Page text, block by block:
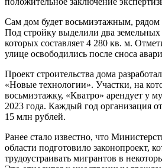
Сам дом будет восьмиэтажным, рядом
Под стройку выделили два
которых составляет 4 280 кв. м.
улице освободились после сноса
Проект строительства дома
«Новые технологии». Участки, на
восьмиэтажку, «Кватро» арендует у
2023 года. Каждый год организация
15 млн рублей.
Ранее стало известно, что
области подготовило законопроект,
трудоустраивать мигрантов в